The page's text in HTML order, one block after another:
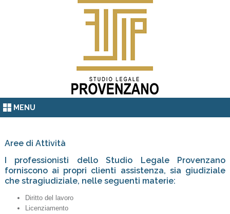
MENU
Aree di Attività
I professionisti dello Studio Legale Provenzano
forniscono ai propri clienti assistenza, sia giudiziale
che stragiudiziale, nelle seguenti materie:
Diritto del lavoro
Licenziamento